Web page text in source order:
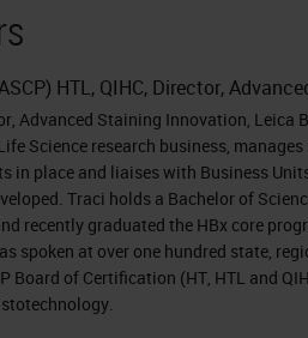
presentation. If you have
the support tab found at
by clicking on the
and thus offers
Credits tab located
to obtain your credits.
Alex Klimowicz. For
HTL, QIHC, Director,
Advanced Staining Innovation, Leica
Science research business,
in place and liaises with Business
Traci holds a Bachelor of
recently graduated the HBx core
spoken at over one hundred state,
Board of Certification (HT, HTL and